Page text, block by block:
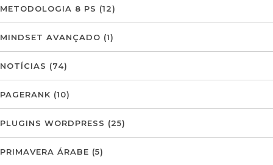
METODOLOGIA 8 PS (12)
MINDSET AVANÇADO (1)
NOTÍCIAS (74)
PAGERANK (10)
PLUGINS WORDPRESS (25)
PRIMAVERA ÁRABE (5)